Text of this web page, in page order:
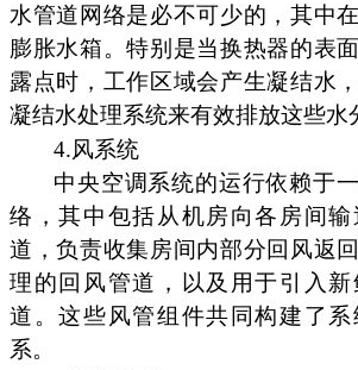
水管道网络是必不可少的，其中
膨胀水箱。特别是当换热器的表
露点时，工作区域会产生凝结水
凝结水处理系统来有效排放这些水
4.风系统
中央空调系统的运行依赖于
络，其中包括从机房向各房间
道，负责收集房间内部分回风返
理的回风管道，以及用于引入
道。这些风管组件共同构建了
系。